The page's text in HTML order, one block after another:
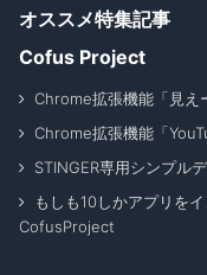
オススメ特集記事
Cofus Project
Chrome拡張機能「見え
Chrome拡張機能「
STINGER専用シンプル
もしも10しかアプリを
CofusProject